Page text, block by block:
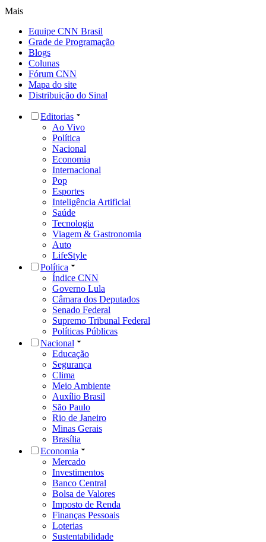
Mais
Equipe CNN Brasil
Grade de Programação
Blogs
Colunas
Fórum CNN
Mapa do site
Distribuição do Sinal
Editorias
Ao Vivo
Política
Nacional
Economia
Internacional
Pop
Esportes
Inteligência Artificial
Saúde
Tecnologia
Viagem & Gastronomia
Auto
LifeStyle
Política
Índice CNN
Governo Lula
Câmara dos Deputados
Senado Federal
Supremo Tribunal Federal
Políticas Públicas
Nacional
Educação
Segurança
Clima
Meio Ambiente
Auxílio Brasil
São Paulo
Rio de Janeiro
Minas Gerais
Brasília
Economia
Mercado
Investimentos
Banco Central
Bolsa de Valores
Imposto de Renda
Finanças Pessoais
Loterias
Sustentabilidade